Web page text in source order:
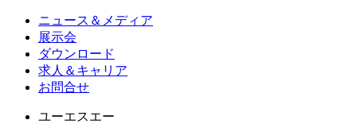
ニュース＆メディア
展示会
ダウンロード
求人＆キャリア
お問合せ
ユーエスエー